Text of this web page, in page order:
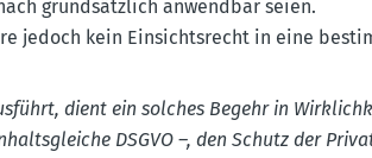
grund­sätzlich anwendbar seien.
jedoch kein Einsichts­recht in eine
dient ein solches Begehr in
DSGVO –, den Schutz der